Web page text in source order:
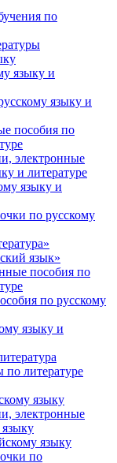
по
языку и
языку и
пособия по
электронные
и литературе
языку и
по русскому
язык»
пособия по
по русскому
языку и
литературе
языку
электронные
языку
по